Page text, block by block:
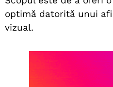
optimă datorită unui
vizual.